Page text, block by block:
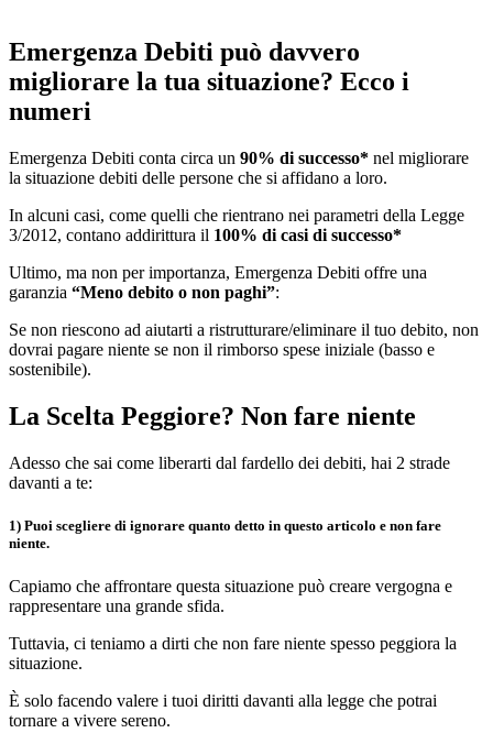
Emergenza Debiti può davvero
migliorare la tua situazione? Ecco i
numeri
Emergenza Debiti conta circa un 90% di successo* nel migliorare
la situazione debiti delle persone che si affidano a loro.
In alcuni casi, come quelli che rientrano nei parametri della Legge
3/2012, contano addirittura il 100% di casi di successo*
Ultimo, ma non per importanza, Emergenza Debiti offre una
garanzia “Meno debito o non paghi”:
Se non riescono ad aiutarti a ristrutturare/eliminare il tuo debito, non
dovrai pagare niente se non il rimborso spese iniziale (basso e
sostenibile).
La Scelta Peggiore? Non fare niente
Adesso che sai come liberarti dal fardello dei debiti, hai 2 strade
davanti a te:
1) Puoi scegliere di ignorare quanto detto in questo articolo e non fare
niente.
Capiamo che affrontare questa situazione può creare vergogna e
rappresentare una grande sfida.
Tuttavia, ci teniamo a dirti che non fare niente spesso peggiora la
situazione.
È solo facendo valere i tuoi diritti davanti alla legge che potrai
tornare a vivere sereno.